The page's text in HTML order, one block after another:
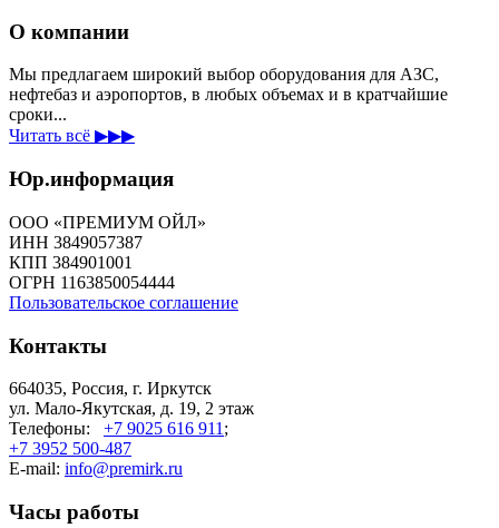
О компании
Мы предлагаем широкий выбор оборудования для АЗС,
нефтебаз и аэропортов, в любых объемах и в кратчайшие
сроки...
Читать всё ▶▶▶
Юр.информация
ООО «ПРЕМИУМ ОЙЛ»
ИНН 3849057387
КПП 384901001
ОГРН 1163850054444
Пользовательское соглашение
Контакты
664035, Россия, г. Иркутск
ул. Мало-Якутская, д. 19, 2 этаж
Телефоны: +7 9025 616 911 ;
+7 3952 500-487
E-mail: info@premirk.ru
Часы работы